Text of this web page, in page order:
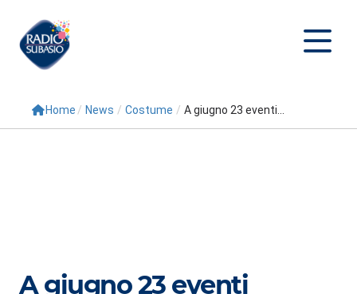
Cerca
Home / News / Costume / A giugno 23 eventi...
A giugno 23 eventi